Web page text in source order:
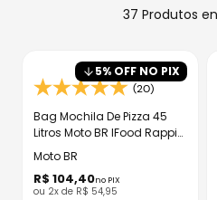
capacete aberto
race tech
37 Produtos
5% OFF NO PIX
(20)
Bag Mochila De Pizza 45
Litros Moto BR IFood Rappi
Motoboy lsopor Laminado
Moto BR
R$ 104,40no PIX
ou 2x de R$ 54,95